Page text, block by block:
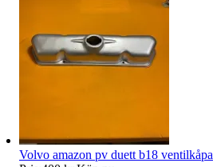
Volvo amazon pv duett b18 ventilkåpa